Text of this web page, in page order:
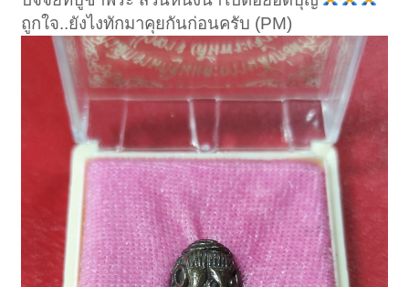
ถูกใจ..ยังไงทักมาคุยกันก่อนครับ (PM)